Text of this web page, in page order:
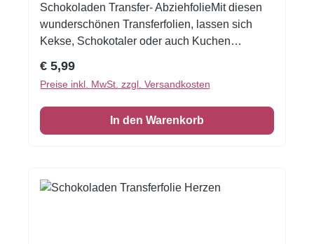
Schokoladen Transfer- AbziehfolieMit diesen
wunderschönen Transferfolien, lassen sich
Kekse, Schokotaler oder auch Kuchen
Sie die Schokolade, streichen Sie die
Schokolade auf die Transferfolie, eventuell mit
einer Aufstreichmatte und lassen Sie diese fest
werden. Folie zum Schluss vorsichtig
Regulärer Preis:
€ 5,99
Preise inkl. MwSt. zzgl. Versandkosten
In den Warenkorb